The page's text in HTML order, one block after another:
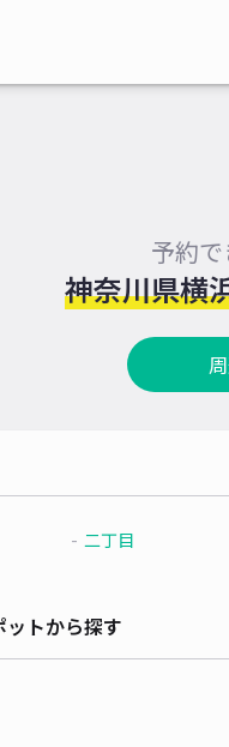
予約
神奈川県横
二丁目
トから探す